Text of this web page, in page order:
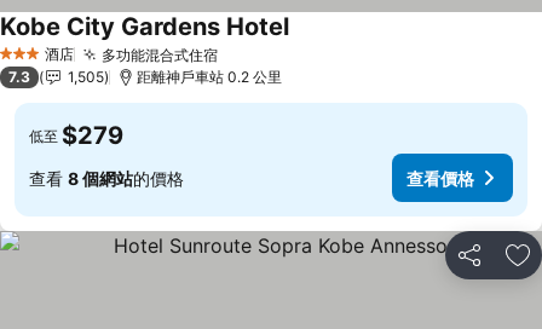
3 星級 酒店 多功能混合式住宿查看價格
Kobe City Gardens Hotel查看價格
7.3 1,505 距離神戶車站 0.2 公里
低至 $279
查看 8 個網站的價格 查看價格
分享 放